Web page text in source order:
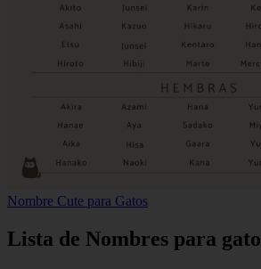
Nombre Cute para Gatos
Lista de Nombres para